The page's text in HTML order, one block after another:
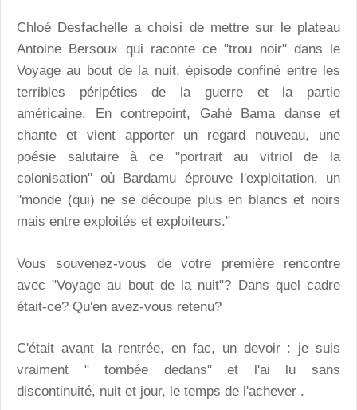
Chloé Desfachelle a choisi de mettre sur le plateau
Antoine Bersoux qui raconte ce "trou noir" dans le
Voyage au bout de la nuit, épisode confiné entre les
terribles péripéties de la guerre et la partie
américaine. En contrepoint, Gahé Bama danse et
chante et vient apporter un regard nouveau, une
poésie salutaire à ce "portrait au vitriol de la
colonisation" où Bardamu éprouve l'exploitation, un
"monde (qui) ne se découpe plus en blancs et noirs
mais entre exploités et exploiteurs."
Vous souvenez-vous de votre première rencontre
avec "Voyage au bout de la nuit"? Dans quel cadre
était-ce? Qu'en avez-vous retenu?
C'était avant la rentrée, en fac, un devoir : je suis
vraiment " tombée dedans" et l'ai lu sans
discontinuité, nuit et jour, le temps de l'achever .